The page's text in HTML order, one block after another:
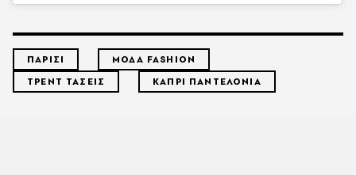
ΠΑΡΙΣΙ
ΜΟΔΑ FASHION
ΤΡΕΝΤ ΤΑΣΕΙΣ
ΚΑΠΡΙ ΠΑΝΤΕΛΟΝΙΑ